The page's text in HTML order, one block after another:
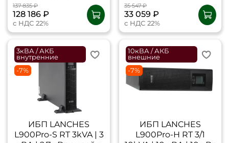
137 835 ₽
128 186 ₽
с НДС 22%
35 547 ₽
33 059 ₽
с НДС 22%
3кВА / АКБ
внутренние
-7%
ИБП LANCHES
L900Pro-S RT 3kVA | 3
10кВА / АКБ
внешние
-7%
ИБП LANCHES
L900Pro-Н RT 3/1